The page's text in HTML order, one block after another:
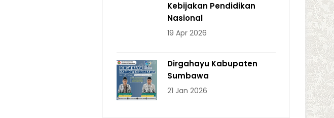
Kebijakan Pendidikan
Nasional
19 Apr 2026
Dirgahayu Kabupaten
Sumbawa
21 Jan 2026